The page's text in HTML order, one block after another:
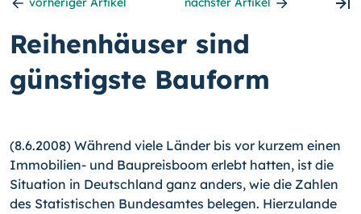
Reihenhäuser sind
günstigste Bauform
(8.6.2008) Während viele Länder bis vor kurzem einen
Immobilien- und Baupreisboom erlebt hatten, ist die
Situation in Deutschland ganz anders, wie die Zahlen
des Statistischen Bundesamtes belegen. Hierzulande